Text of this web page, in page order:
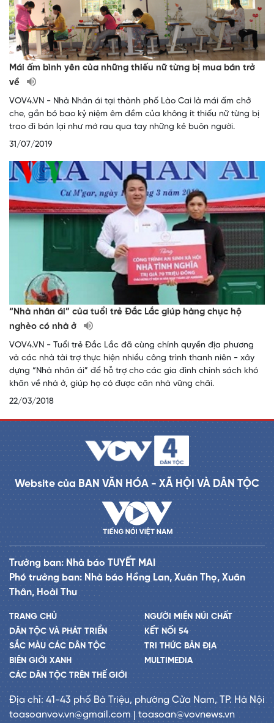
Mái ấm bình yên của những thiếu nữ từng bị mua bán trở
về
VOV4.VN - Nhà Nhân ái tại thành phố Lào Cai là mái ấm chở
che, gắn bó bao kỷ niệm êm đềm của không ít thiếu nữ từng bị
trao đi bán lại như mớ rau qua tay những kẻ buôn người.
31/07/2019
“Nhà nhân ái” của tuổi trẻ Đắc Lắc giúp hàng chục hộ
nghèo có nhà ở
VOV4.VN - Tuổi trẻ Đắc Lắc đã cùng chính quyền địa phương
và các nhà tài trợ thực hiện nhiều công trình thanh niên - xây
dựng “Nhà nhân ái” để hỗ trợ cho các gia đình chính sách khó
khăn về nhà ở, giúp họ có được căn nhà vững chãi.
22/03/2018
Website của BAN VĂN HÓA - XÃ HỘI VÀ DÂN TỘC
Trưởng ban: Nhà báo TUYẾT MAI
Phó trưởng ban: Nhà báo Hồng Lan, Xuân Thọ, Xuân
Thân, Hoài Thu
TRANG CHỦ
DÂN TỘC VÀ PHÁT TRIỂN
SẮC MÀU CÁC DÂN TỘC
BIÊN GIỚI XANH
CÁC DÂN TỘC TRÊN THẾ GIỚI
NGƯỜI MIỀN NÚI CHẤT
KẾT NỐI 54
TRI THỨC BẢN ĐỊA
MULTIMEDIA
Địa chỉ: 41-43 phố Bà Triệu, phường Cửa Nam, TP. Hà Nội
toasoanvov.vn@gmail.com | toasoan@vovnews.vn